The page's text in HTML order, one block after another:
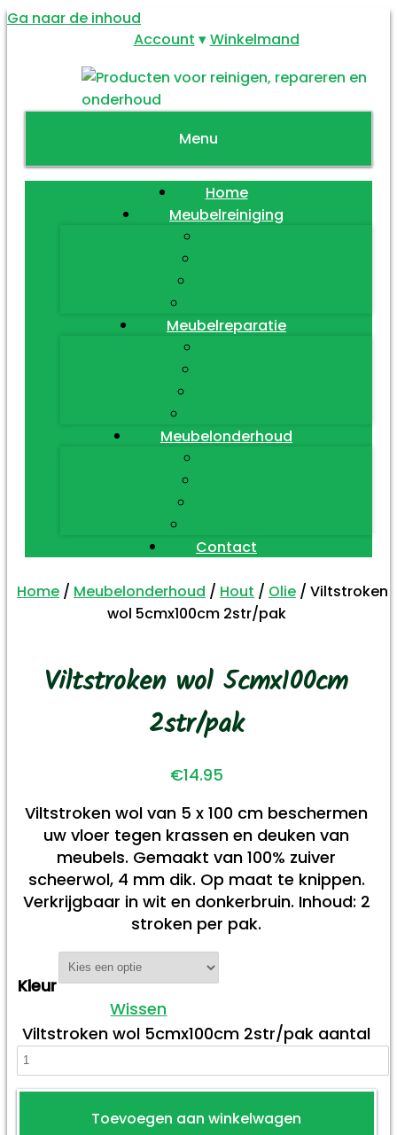
Account Winkelmand
Ga naar de inhoud
Menu
Home
Meubelreiniging
Meubelreparatie
Meubelonderhoud
Contact
Home/ Meubelonderhoud / Hout / Olie/ Viltstroken
wol 5cmx100cm 2str/pak
Viltstroken wol 5cmx100cm
2str/pak
€14.95
Viltstroken wol van 5 x 100 cm beschermen
uw vloer tegen krassen en deuken van
meubels. Gemaakt van 100% zuiver
scheerwol, 4 mm dik. Op maat te knippen.
Verkrijgbaar in wit en donkerbruin. Inhoud: 2
stroken per pak.
Kleur
Wissen
Viltstroken wol 5cmx100cm 2str/pak aantal
Toevoegen aan winkelwagen